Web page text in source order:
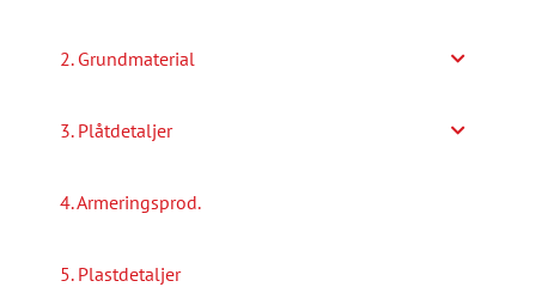
2. Grundmaterial
3. Plåtdetaljer
4. Armeringsprod.
5. Plastdetaljer